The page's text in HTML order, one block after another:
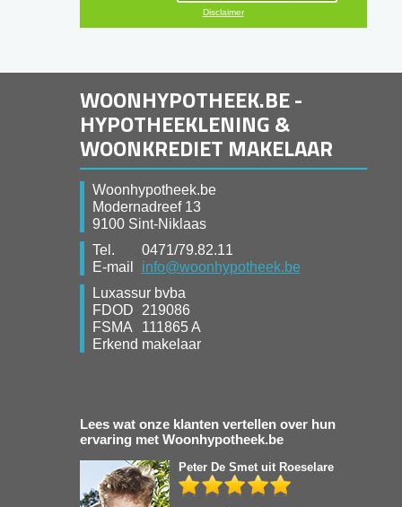
Disclaimer
WOONHYPOTHEEK.BE -
HYPOTHEEKLENING &
WOONKREDIET MAKELAAR
Woonhypotheek.be
Modernadreef 13
9100 Sint-Niklaas
Tel.
0471/79.82.11
E-mail
info@woonhypotheek.be
Luxassur bvba
FDOD
219086
FSMA
111865 A
Erkend makelaar
Lees wat onze klanten vertellen over hun
ervaring met Woonhypotheek.be
Peter De Smetuit Roeselare